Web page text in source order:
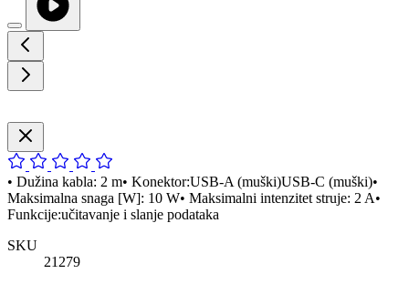
• Dužina kabla: 2 m• Konektor:USB-A (muški)USB-C (muški)•
Maksimalna snaga [W]: 10 W• Maksimalni intenzitet struje: 2 A•
Funkcije:učitavanje i slanje podataka
SKU
21279